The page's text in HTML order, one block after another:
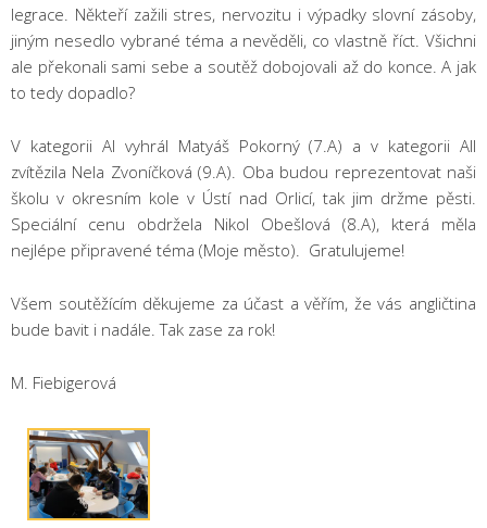
legrace. Někteří zažili stres, nervozitu i výpadky slovní zásoby,
jiným nesedlo vybrané téma a nevěděli, co vlastně říct. Všichni
ale překonali sami sebe a soutěž dobojovali až do konce. A jak
to tedy dopadlo?
V kategorii AI vyhrál Matyáš Pokorný (7.A) a v kategorii AII
zvítězila Nela Zvoníčková (9.A). Oba budou reprezentovat naši
školu v okresním kole v Ústí nad Orlicí, tak jim držme pěsti.
Speciální cenu obdržela Nikol Obešlová (8.A), která měla
nejlépe připravené téma (Moje město). Gratulujeme!
Všem soutěžícím děkujeme za účast a věřím, že vás angličtina
bude bavit i nadále. Tak zase za rok!
M. Fiebigerová